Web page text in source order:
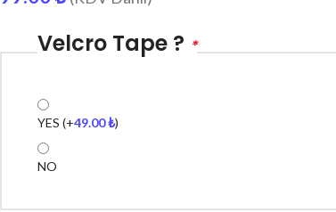
Velcro Tape ? *
YES (+49.00₺)
NO